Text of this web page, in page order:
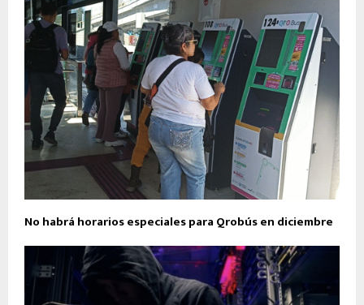
No habrá horarios especiales para Qrobús en diciembre